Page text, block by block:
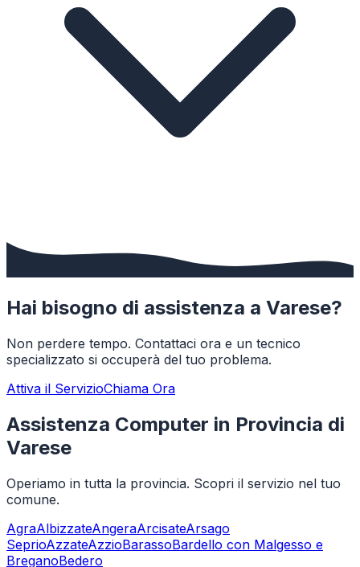
Hai bisogno di assistenza a Varese?
Non perdere tempo. Contattaci ora e un tecnico
specializzato si occuperà del tuo problema.
Attiva il ServizioChiama Ora
Assistenza Computer in Provincia di
Varese
Operiamo in tutta la provincia. Scopri il servizio nel tuo
comune.
AgraAlbizzateAngeraArcisateArsago
SeprioAzzateAzzioBarassoBardello con Malgesso e
BreganoBedero